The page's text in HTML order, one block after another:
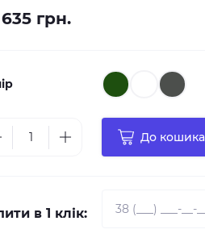
грн.
До кошика
в 1 клік: